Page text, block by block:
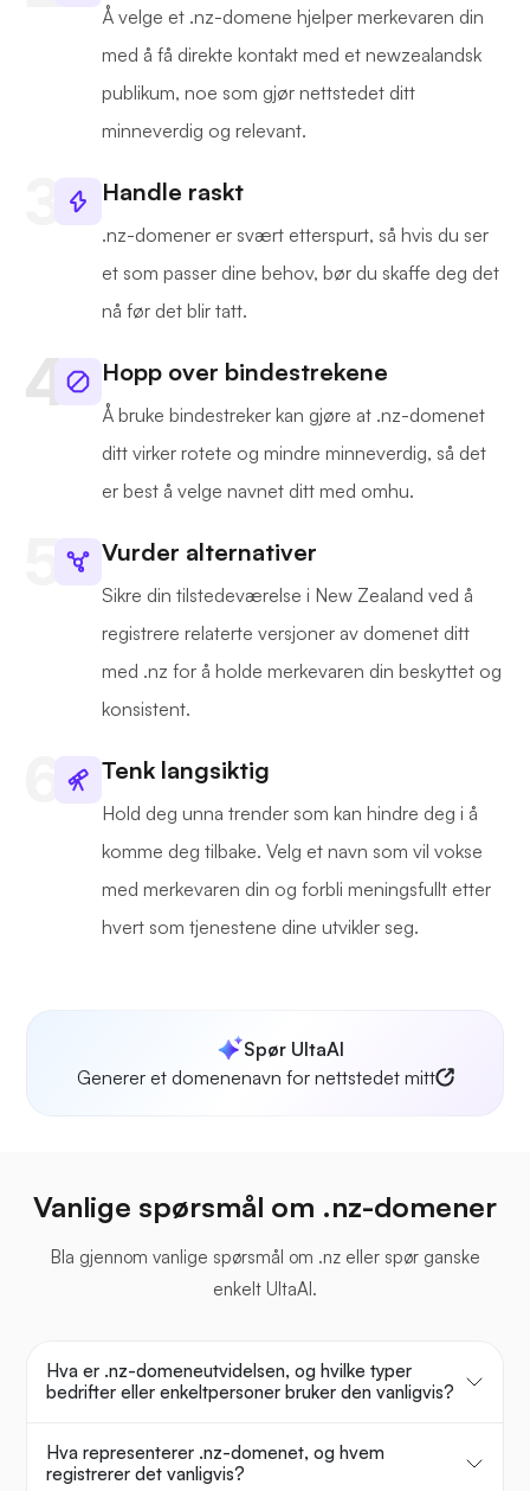
Å velge et .nz-domene hjelper merkevaren din
med å få direkte kontakt med et newzealandsk
publikum, noe som gjør nettstedet ditt
minneverdig og relevant.
Handle raskt
.nz-domener er svært etterspurt, så hvis du ser
et som passer dine behov, bør du skaffe deg det
nå før det blir tatt.
Hopp over bindestrekene
Å bruke bindestreker kan gjøre at .nz-domenet
ditt virker rotete og mindre minneverdig, så det
er best å velge navnet ditt med omhu.
Vurder alternativer
Sikre din tilstedeværelse i New Zealand ved å
registrere relaterte versjoner av domenet ditt
med .nz for å holde merkevaren din beskyttet og
konsistent.
Tenk langsiktig
Hold deg unna trender som kan hindre deg i å
komme deg tilbake. Velg et navn som vil vokse
med merkevaren din og forbli meningsfullt etter
hvert som tjenestene dine utvikler seg.
Spør UltaAI
Generer et domenenavn for nettstedet mitt
Vanlige spørsmål om .nz-domener
Bla gjennom vanlige spørsmål om .nz eller spør ganske
enkelt UltaAI.
Hva er .nz-domeneutvidelsen, og hvilke typer
bedrifter eller enkeltpersoner bruker den vanligvis?
Hva representerer .nz-domenet, og hvem
registrerer det vanligvis?